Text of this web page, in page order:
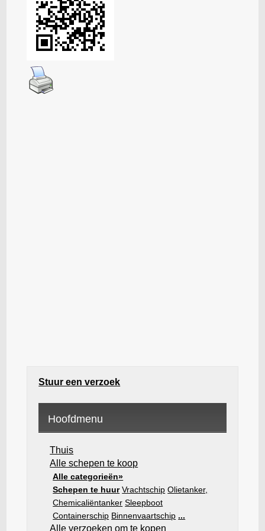
Stuur een verzoek
Hoofdmenu
Thuis
Alle schepen te koop
Alle categorieën»
Schepen te huur Vrachtschip Olietanker,
Chemicaliëntanker Sleepboot
Containerschip Binnenvaartschip ...
Alle verzoeken om te kopen